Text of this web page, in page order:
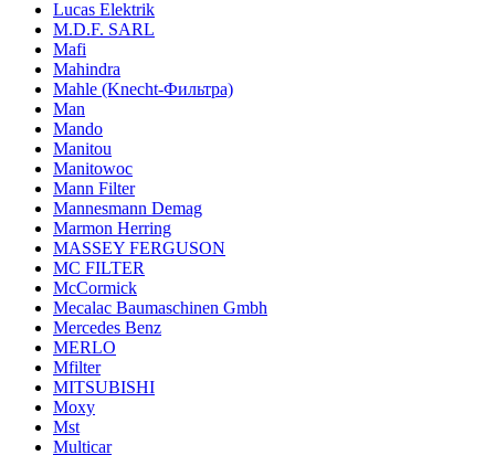
Lucas Elektrik
M.D.F. SARL
Mafi
Mahindra
Mahle (Knecht-Фильтра)
Man
Mando
Manitou
Manitowoc
Mann Filter
Mannesmann Demag
Marmon Herring
MASSEY FERGUSON
MC FILTER
McCormick
Mecalac Baumaschinen Gmbh
Mercedes Benz
MERLO
Mfilter
MITSUBISHI
Moxy
Mst
Multicar